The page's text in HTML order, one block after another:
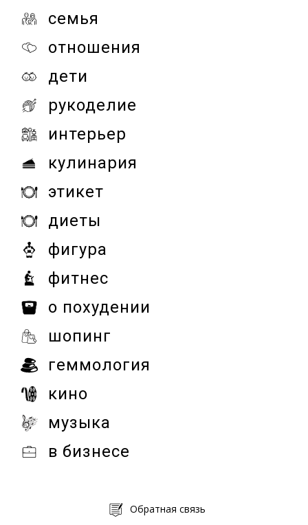
семья
отношения
дети
рукоделие
интерьер
кулинария
этикет
диеты
фигура
фитнес
о похудении
шопинг
геммология
кино
музыка
в бизнесе
Обратная связь